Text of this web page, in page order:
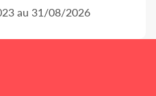
au 31/08/2026